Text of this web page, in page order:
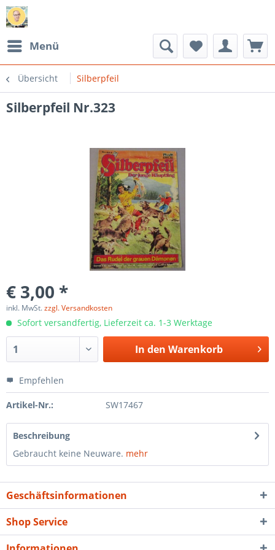
Menü
Übersicht Silberpfeil
Silberpfeil Nr.323
€ 3,00 *
inkl. MwSt.zzgl. Versandkosten
Sofort versandfertig, Lieferzeit ca. 1-3 Werktage
In den Warenkorb
Empfehlen
Artikel-Nr.: SW17467
Beschreibung
Gebraucht keine Neuware. mehr
Geschäftsinformationen
Shop Service